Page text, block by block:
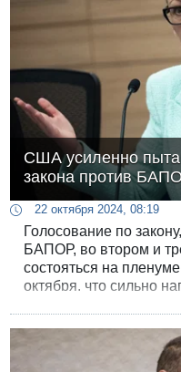
США усиленно
закона против
22 октября 2024, 08:19
Голосование по
БАПОР, во втором и
состояться на
октября, что сильно
остановить принятие